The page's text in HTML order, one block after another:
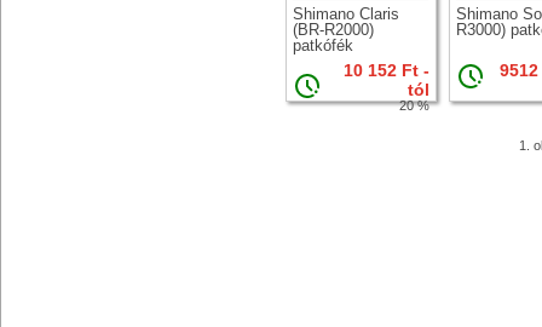
Shimano Claris
(BR-R2000)
patkófék
10 152 Ft -
tól
20 %
Shimano
R3000)
1.